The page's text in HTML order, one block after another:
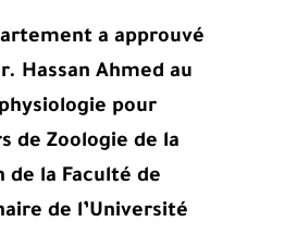
a approuvé
Hassan Ahmed au
pour
de Zoologie de la
de la Faculté de
de l’Université